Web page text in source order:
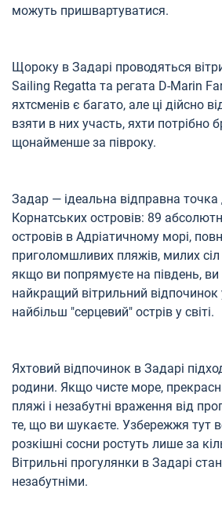
можуть пришвартуватися.
Щороку в Задарі проводяться
Sailing Regatta та регата D-Marin
яхтсменів є багато, але ці дійсно
взяти в них участь, яхти потрібно
щонайменше за півроку.
Задар — ідеальна відправна
Корнатських островів: 89
островів в Адріатичному морі,
приголомшливих пляжів, милих сіл
якщо ви попрямуєте на південь, ви
найкращий вітрильний відпочинок
найбільш "серцевий" острів у світі.
Яхтовий відпочинок в Задарі
родини. Якщо чисте море,
пляжі і незабутні враження від
те, що ви шукаєте. Узбережжя тут
розкішні сосни ростуть лише за
Вітрильні прогулянки в Задарі
незабутніми.